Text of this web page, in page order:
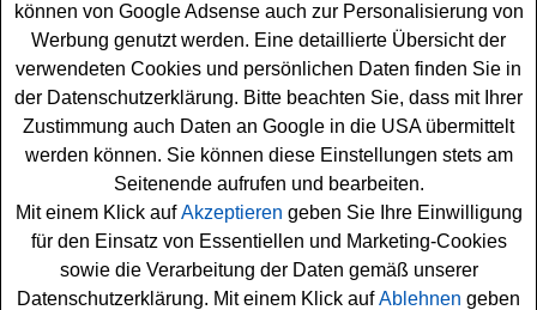
Dieses Rewe Gewinnspiel mit Nuii macht es möglich:
Sie könnenFestival Tickets gewinnenund beim
DEichbrand Festival dabei sein. Rewe verlost insgesamt
25x 2 Kombitickets für das beliebte Open-Air-Event - das
entspricht 50 begehrten FestivalTickets. Ob mit der
besten Freundin, dem Partner oder einem guten Freund:
Das DEICHBRAND Festival zählt zu den bekanntesten
Musikevents Deutschlands, und genau diese Festival-
Tickets gewinnen Sie mit etwas Glück bei diesem
Aktionszeitraum.
können von Google Adsense auch zur Personalisierung von
Werbung genutzt werden. Eine detaillierte Übersicht der
verwendeten Cookies und persönlichen Daten finden Sie in
der Datenschutzerklärung. Bitte beachten Sie, dass mit Ihrer
Zustimmung auch Daten an Google in die USA übermittelt
werden können. Sie können diese Einstellungen stets am
Seitenende aufrufen und bearbeiten.
Mit einem Klick aufAkzeptieren geben Sie Ihre Einwilligung
für den Einsatz von Essentiellen und Marketing-Cookies
sowie die Verarbeitung der Daten gemäß unserer
Datenschutzerklärung. Mit einem Klick aufAblehnen geben